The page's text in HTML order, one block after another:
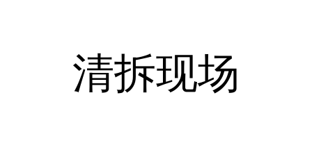
清拆现场